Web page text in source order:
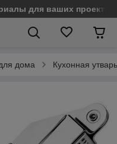
для ваших проектов
дома Кухонная